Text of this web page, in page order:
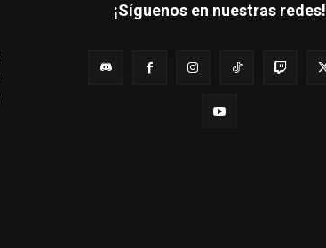
¡Síguenos en nuestras redes!